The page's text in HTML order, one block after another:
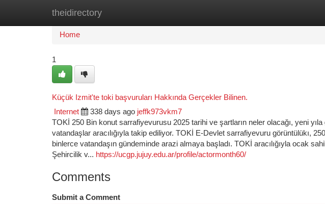
theidirectory
Home
Home
1
Küçük Izmit'te toki başvuruları Hakkında Gerçekler Bilinen.
Internet 338 days ago jeffk973vkm7
TOKİ 250 Bin konut sarrafiyevurusu 2025 tarihi ve şartların neler olacağı, yeni yıla
vatandaşlar aracılığıyla takip ediliyor. TOKİ E-Devlet sarrafiyevuru görüntülükı,
binlerce vatandaşın gündeminde arazi almaya başladı. TOKİ aracılığıyla ocak
Şehircilik v... https://ucgp.jujuy.edu.ar/profile/actormonth60/
Comments
Submit a Comment